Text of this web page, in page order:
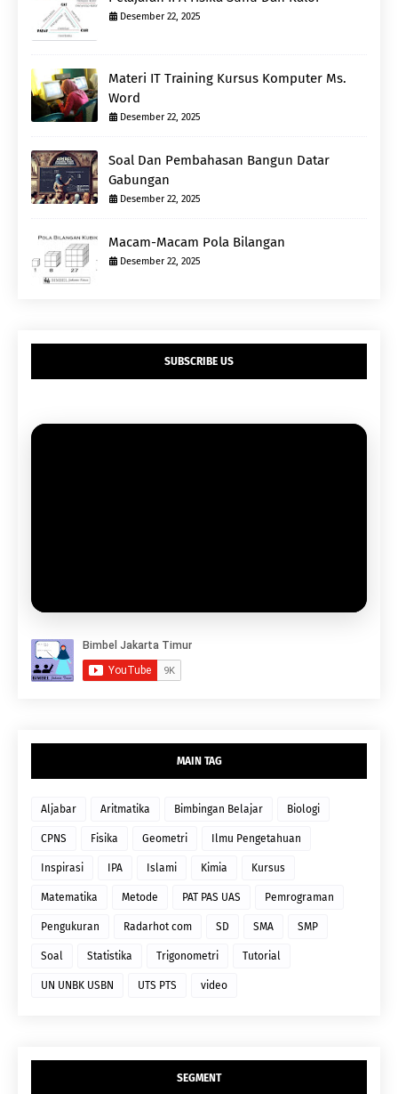
Desember 22, 2025
Materi IT Training Kursus Komputer Ms.
Word
Desember 22, 2025
Soal Dan Pembahasan Bangun Datar
Gabungan
Desember 22, 2025
Macam-Macam Pola Bilangan
Desember 22, 2025
SUBSCRIBE US
MAIN TAG
Aljabar Aritmatika Bimbingan Belajar Biologi
CPNS Fisika Geometri Ilmu Pengetahuan
Inspirasi IPA Islami Kimia Kursus
Matematika Metode PAT PAS UAS Pemrograman
Pengukuran Radarhot com SD SMA SMP
Soal Statistika Trigonometri Tutorial
UN UNBK USBN UTS PTS video
SEGMENT